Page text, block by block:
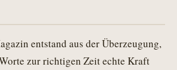
entstand aus der Überzeugung,
zur richtigen Zeit echte Kraft